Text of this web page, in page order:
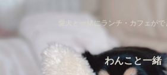
愛犬と一緒にランチ・カフェが
わんこと一緒